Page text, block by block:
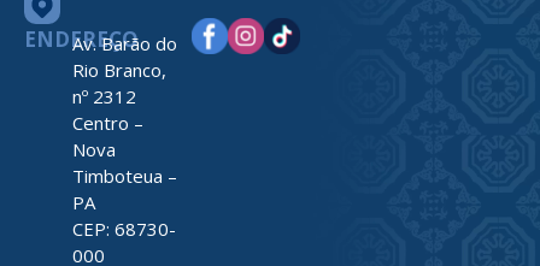
ENDEREÇO
Av. Barão do
Rio Branco,
nº 2312
Centro –
Nova
Timboteua –
PA
CEP: 68730-
000